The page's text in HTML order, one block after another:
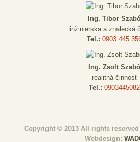
Ing. Tibor
inžinierska a znalecká
Tel.: 0903 445
Ing. Zsolt Szabó
realitná činnosť
Tel.: 0903445082
Copyright © 2013 All rights
Webdesign: